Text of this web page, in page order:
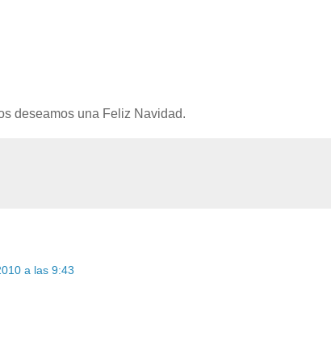
deseamos una Feliz Navidad.
a las 9:43